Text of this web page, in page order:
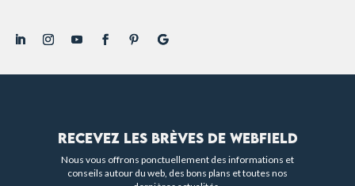
Recevez les brèves de Webfield
Nous vous offrons ponctuellement des informations et
conseils autour du web, des bons plans et toutes nos